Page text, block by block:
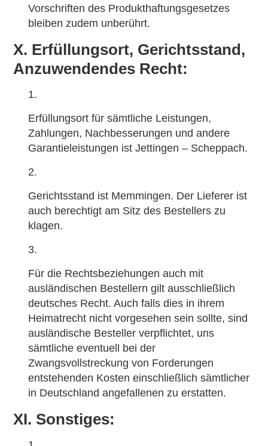
Vorschriften des Produkthaftungsgesetzes
bleiben zudem unberührt.
X. Erfüllungsort, Gerichtsstand,
Anzuwendendes Recht:
Erfüllungsort für sämtliche Leistungen,
Zahlungen, Nachbesserungen und andere
Garantieleistungen ist Jettingen – Scheppach.
Gerichtsstand ist Memmingen. Der Lieferer ist
auch berechtigt am Sitz des Bestellers zu
klagen.
Für die Rechtsbeziehungen auch mit
ausländischen Bestellern gilt ausschließlich
deutsches Recht. Auch falls dies in ihrem
Heimatrecht nicht vorgesehen sein sollte, sind
ausländische Besteller verpflichtet, uns
sämtliche eventuell bei der
Zwangsvollstreckung von Forderungen
entstehenden Kosten einschließlich sämtlicher
in Deutschland angefallenen zu erstatten.
XI. Sonstiges: